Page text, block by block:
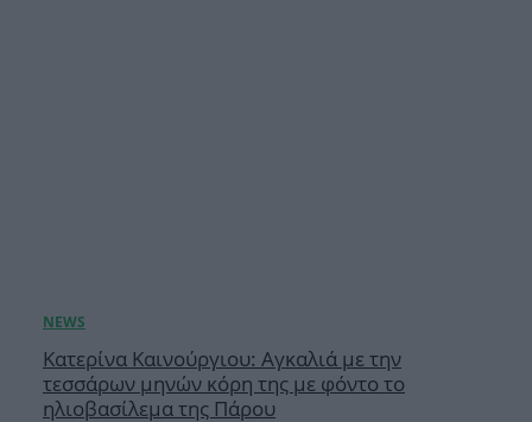
Κατερίνα Καινούργιου: Αγκαλιά με την
τεσσάρων μηνών κόρη της με φόντο το
ηλιοβασίλεμα της Πάρου